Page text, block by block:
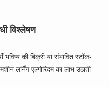
विश्लेषण
भविष्य की बिक्री या संभावित स्टॉक-
लर्निंग एल्गोरिदम का लाभ उठाती